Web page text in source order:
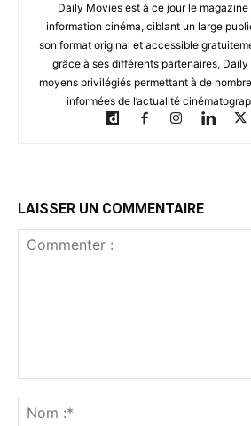
Daily Movies est à ce jour le
information cinéma, ciblant un large
son format original et accessible
grâce à ses différents partenaires, Daily
moyens privilégiés permettant à de
informées de l’actualité
LAISSER UN COMMENTAIRE